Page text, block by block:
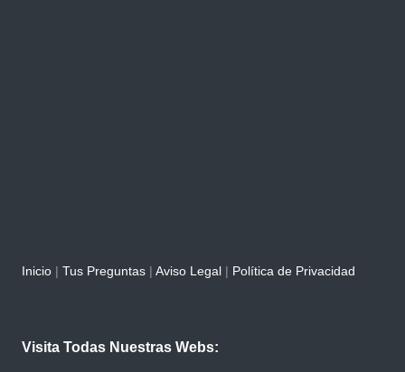
Inicio Tus Preguntas Aviso Legal Política de Privacidad
Visita Todas Nuestras Webs: